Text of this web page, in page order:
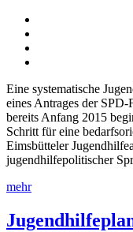
Eine systematische
eines Antrages der
bereits Anfang 2015
Schritt für eine
Eimsbütteler
jugendhilfepolitischer
mehr